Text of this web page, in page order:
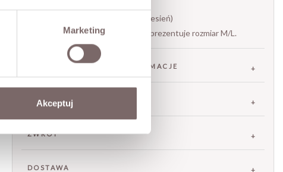
Marketing
Akceptuj
– sezon: przejściowy (wiosna/jesień)
Modelka ma 173 cm wzrostu i prezentuje rozmiar M/L.
SKŁAD / DODATKOWE INFORMACJE
TABELA ROZMIARÓW
ZWROT
DOSTAWA